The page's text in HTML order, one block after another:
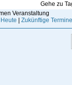
Gehe zu
Veranstaltung
Heute Zukünftige Termine